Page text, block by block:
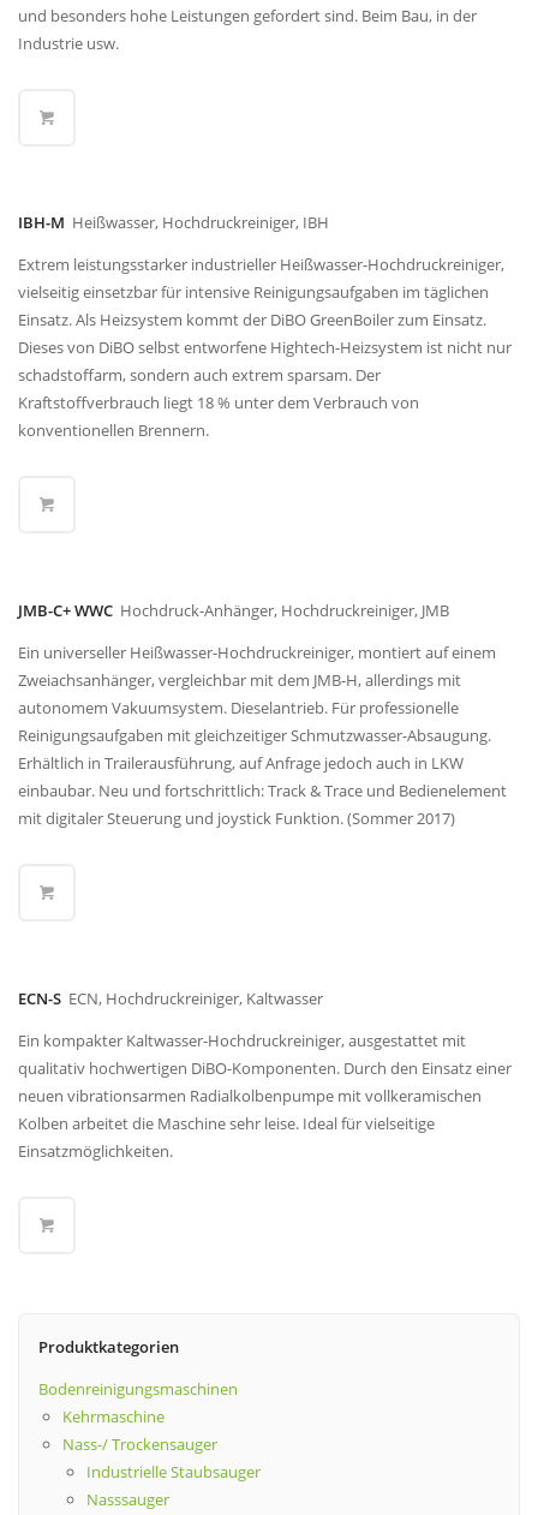
und besonders hohe Leistungen gefordert sind. Beim Bau, in der
Industrie usw.
IBH-M Heißwasser, Hochdruckreiniger, IBH
Extrem leistungsstarker industrieller Heißwasser-Hochdruckreiniger,
vielseitig einsetzbar für intensive Reinigungsaufgaben im täglichen
Einsatz. Als Heizsystem kommt der DiBO GreenBoiler zum Einsatz.
Dieses von DiBO selbst entworfene Hightech-Heizsystem ist nicht nur
schadstoffarm, sondern auch extrem sparsam. Der
Kraftstoffverbrauch liegt 18 % unter dem Verbrauch von
konventionellen Brennern.
JMB-C+ WWC Hochdruck-Anhänger, Hochdruckreiniger, JMB
Ein universeller Heißwasser-Hochdruckreiniger, montiert auf einem
Zweiachsanhänger, vergleichbar mit dem JMB-H, allerdings mit
autonomem Vakuumsystem. Dieselantrieb. Für professionelle
Reinigungsaufgaben mit gleichzeitiger Schmutzwasser-Absaugung.
Erhältlich in Trailerausführung, auf Anfrage jedoch auch in LKW
einbaubar. Neu und fortschrittlich: Track & Trace und Bedienelement
mit digitaler Steuerung und joystick Funktion. (Sommer 2017)
ECN-S ECN, Hochdruckreiniger, Kaltwasser
Ein kompakter Kaltwasser-Hochdruckreiniger, ausgestattet mit
qualitativ hochwertigen DiBO-Komponenten. Durch den Einsatz einer
neuen vibrationsarmen Radialkolbenpumpe mit vollkeramischen
Kolben arbeitet die Maschine sehr leise. Ideal für vielseitige
Einsatzmöglichkeiten.
Produktkategorien
Bodenreinigungsmaschinen
Kehrmaschine
Nass-/ Trockensauger
Industrielle Staubsauger
Nasssauger